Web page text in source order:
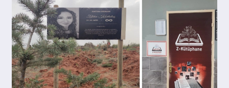
SIYASET
EĞITIM
EKONOMI